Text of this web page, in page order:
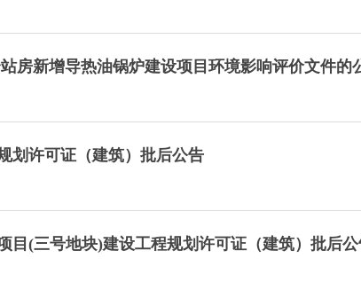
房新增导热油锅炉建设项目环境影响评价文件的
划许可证（建筑）批后公告
目(三号地块)建设工程规划许可证（建筑）批后